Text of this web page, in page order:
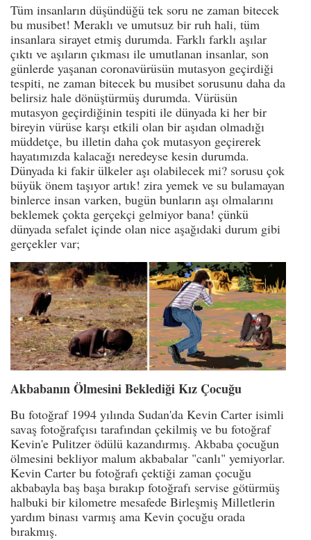
Tüm insanların düşündüğü tek soru ne zaman bitecek
bu musibet! Meraklı ve umutsuz bir ruh hali, tüm
insanlara sirayet etmiş durumda. Farklı farklı aşılar
çıktı ve aşıların çıkması ile umutlanan insanlar, son
günlerde yaşanan coronavürüsün mutasyon geçirdiği
tespiti, ne zaman bitecek bu musibet sorusunu daha da
belirsiz hale dönüştürmüş durumda. Vürüsün
mutasyon geçirdiğinin tespiti ile dünyada ki her bir
bireyin vürüse karşı etkili olan bir aşıdan olmadığı
müddetçe, bu illetin daha çok mutasyon geçirerek
hayatımızda kalacağı neredeyse kesin durumda.
Dünyada ki fakir ülkeler aşı olabilecek mi? sorusu çok
büyük önem taşıyor artık! zira yemek ve su bulamayan
binlerce insan varken, bugün bunların aşı olmalarını
beklemek çokta gerçekçi gelmiyor bana! çünkü
dünyada sefalet içinde olan nice aşağıdaki durum gibi
gerçekler var;
Akbabanın Ölmesini Beklediği Kız Çocuğu
Bu fotoğraf 1994 yılında Sudan'da Kevin Carter isimli
savaş fotoğrafçısı tarafından çekilmiş ve bu fotoğraf
Kevin'e Pulitzer ödülü kazandırmış. Akbaba çocuğun
ölmesini bekliyor malum akbabalar "canlı" yemiyorlar.
Kevin Carter bu fotoğrafı çektiği zaman çocuğu
akbabayla baş başa bırakıp fotoğrafı servise götürmüş
halbuki bir kilometre mesafede Birleşmiş Milletlerin
yardım binası varmış ama Kevin çocuğu orada
bırakmış.